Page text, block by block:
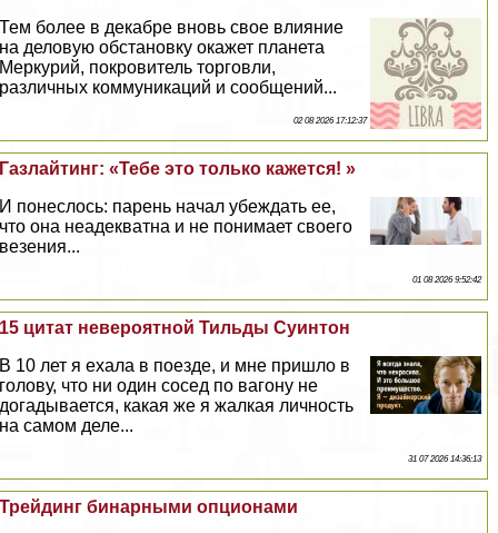
Тем более в декабре вновь свое влияние
на деловую обстановку окажет планета
Меркурий, покровитель торговли,
различных коммуникаций и сообщений...
02 08 2026 17:12:37
Газлайтинг: «Тебе это только кажется! »
И понеслось: парень начал убеждать ее,
что она неадекватна и не понимает своего
везения...
01 08 2026 9:52:42
15 цитат невероятной Тильды Суинтон
В 10 лет я ехала в поезде, и мне пришло в
голову, что ни один сосед по вагону не
догадывается, какая же я жалкая личность
на самом деле...
31 07 2026 14:36:13
Трейдинг бинарными опционами